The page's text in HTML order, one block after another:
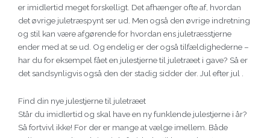
er imidlertid meget forskelligt. Det afhænger ofte af, hvordan
det øvrige juletræspynt ser ud. Men også den øvrige indretning
og stil kan være afgørende for hvordan ens juletræsstjerne
ender med at se ud. Og endelig er der også tilfældighederne –
har du for eksempel fået en julestjerne til juletræet i gave? Så er
det sandsynligvis også den der stadig sidder der. Jul efter jul .
Find din nye julestjerne til juletræet
Står du imidlertid og skal have en ny funklende julestjerne i år?
Så fortvivl ikke! For der er mange at vælge imellem. Både